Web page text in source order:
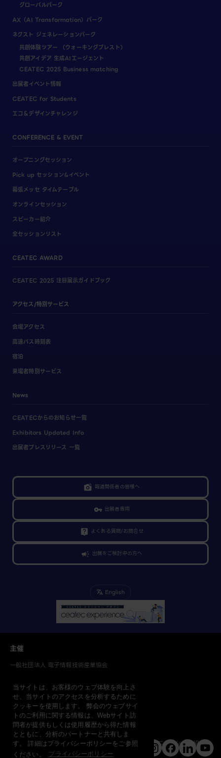
当サイトは、お客様のウェブ体験を向上さ
せ、当サイトのアクセスを分析するために
クッキーを使用します。 弊会のウェブサイ
トのご利用に関する情報は、Webサイト訪
問者が提供もしくは使用履歴から得た情報
とともに、分析のパートナーと共有しま
す。 詳細はプライバシーポリシーをご参照
ください。
プライバシーポリシー
グローバルパーク
AX（AI Transformation）パーク
ネクスト ジェネレーションパーク
共創体験ツアー （ウォーキングブレスト）
共創アイデア 生成AIエージェント
CEATEC 2025 Business matching
出展者イベント情報
CEATEC for Students
エコ＆デザインチャレンジ
CONFERENCE & EVENT
オープニングセッション
Pick up セッション&イベント
幕張メッセ タイムテーブル
オンラインセッション
スピーカー紹介
全セッションリスト
CEATEC AWARD
CEATEC 2025 注目展示ガイドブック
アクセス/特別サービス
会場アクセス
高速バス時刻表
宿泊
来場者特別サービス
News
CEATECからのお知らせ一覧
Exhibitors Updated Info
出展者プレスリリース 一覧
報道関係者の皆様へ
出展者専用
よくある質問/お問合せ
出展をご検討中の方へ
English
主催
一般社団法人 電子情報技術産業協会
一般社団法人 情報通信ネットワーク産業協会
一般社団法人 ソフトウェア協会
運営
CEATEC 運営事務局
（一般社団法人日本エレクトロニクスショー協会）